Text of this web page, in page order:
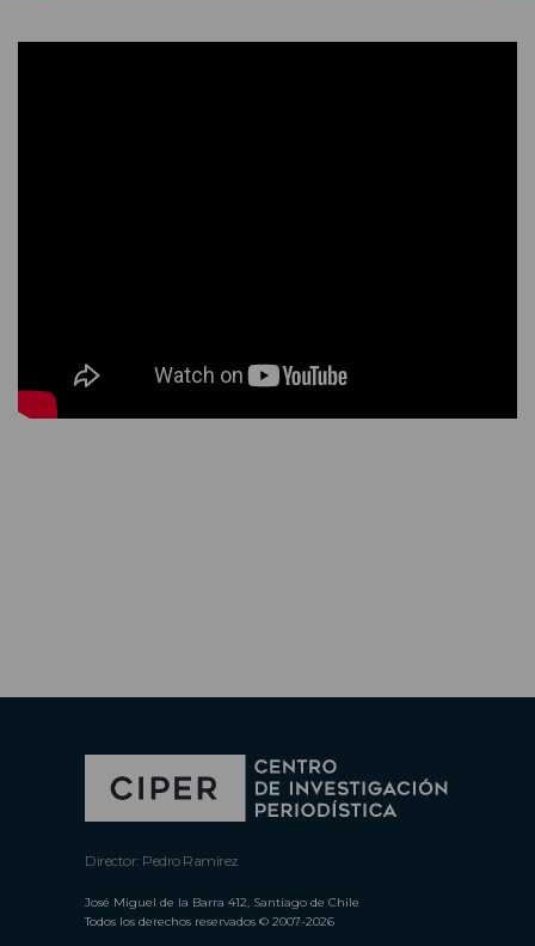
Director: Pedro Ramírez
José Miguel de la Barra 412, Santiago de Chile
Todos los derechos reservados © 2007-2026